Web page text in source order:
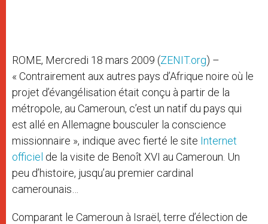
ROME, Mercredi 18 mars 2009 (ZENIT.org) –
« Contrairement aux autres pays d’Afrique noire où le
projet d’évangélisation était conçu à partir de la
métropole, au Cameroun, c’est un natif du pays qui
est allé en Allemagne bousculer la conscience
missionnaire », indique avec fierté le site Internet
officiel de la visite de Benoît XVI au Cameroun. Un
peu d’histoire, jusqu’au premier cardinal
camerounais…
Comparant le Cameroun à Israël, terre d’élection de